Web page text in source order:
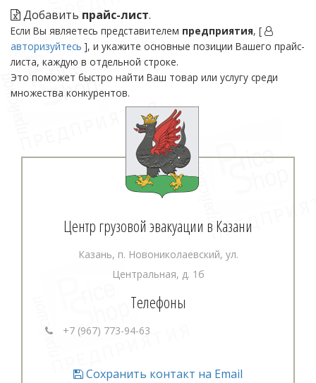
Добавить прайс-лист.
Если Вы являетесь представителем предприятия, [
авторизуйтесь ], и укажите основные позиции Вашего прайс-
листа, каждую в отдельной строке.
Это поможет быстро найти Ваш товар или услугу среди
множества конкурентов.
Центр грузовой эвакуации в Казани
Казань, п. Новониколаевский, ул.
Центральная, д. 1б
Телефоны
+7 (967) 773-94-63
Сохранить контакт на Email